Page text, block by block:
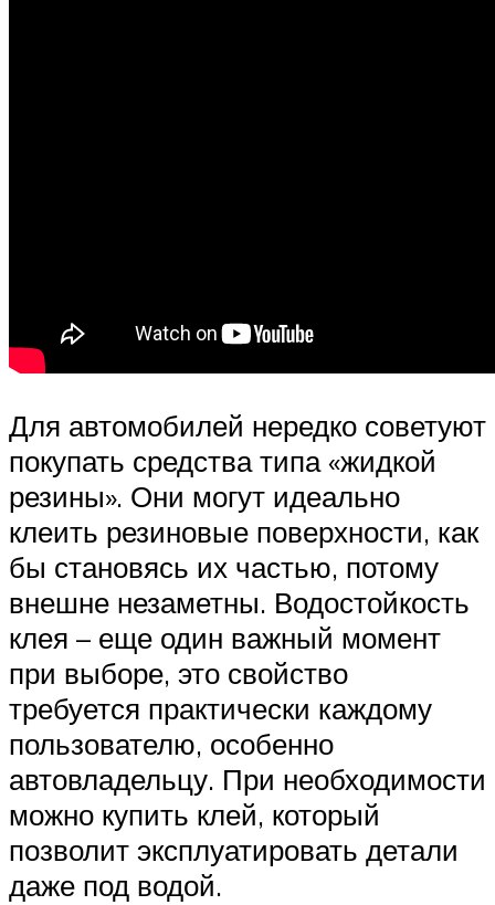
Для автомобилей нередко советуют
покупать средства типа «жидкой
резины». Они могут идеально
клеить резиновые поверхности, как
бы становясь их частью, потому
внешне незаметны. Водостойкость
клея – еще один важный момент
при выборе, это свойство
требуется практически каждому
пользователю, особенно
автовладельцу. При необходимости
можно купить клей, который
позволит эксплуатировать детали
даже под водой.